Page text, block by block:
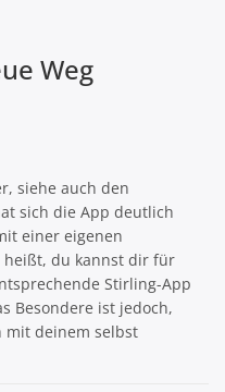
Weg
siehe auch den
sich die App deutlich
einer eigenen
heißt, du kannst dir für
Stirling-App
Besondere ist jedoch,
mit deinem selbst